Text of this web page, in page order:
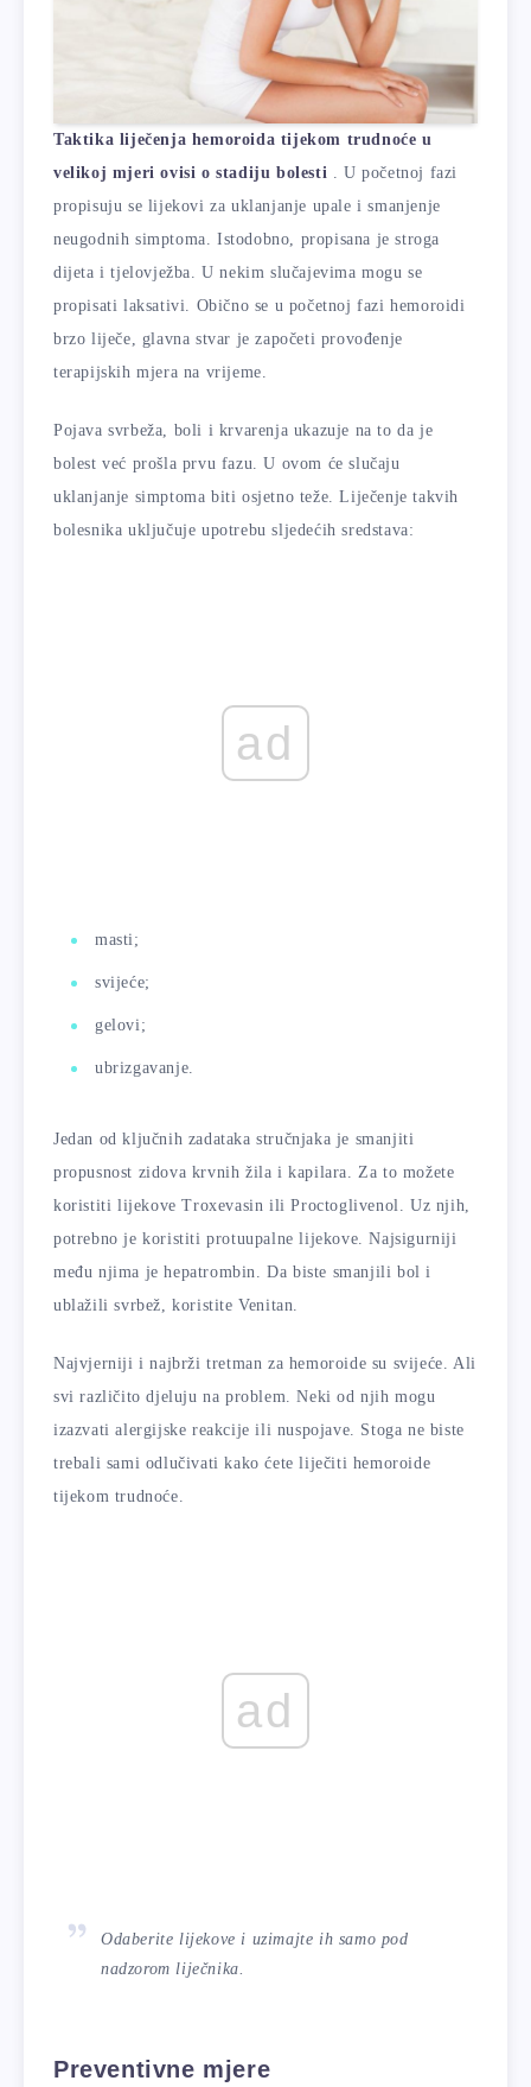
Taktika liječenja hemoroida tijekom trudnoće u
velikoj mjeri ovisi o stadiju bolesti . U početnoj fazi
propisuju se lijekovi za uklanjanje upale i smanjenje
neugodnih simptoma. Istodobno, propisana je stroga
dijeta i tjelovježba. U nekim slučajevima mogu se
propisati laksativi. Obično se u početnoj fazi hemoroidi
brzo liječe, glavna stvar je započeti provođenje
terapijskih mjera na vrijeme.
Pojava svrbeža, boli i krvarenja ukazuje na to da je
bolest već prošla prvu fazu. U ovom će slučaju
uklanjanje simptoma biti osjetno teže. Liječenje takvih
bolesnika uključuje upotrebu sljedećih sredstava:
ad
masti;
svijeće;
gelovi;
ubrizgavanje.
Jedan od ključnih zadataka stručnjaka je smanjiti
propusnost zidova krvnih žila i kapilara. Za to možete
koristiti lijekove Troxevasin ili Proctoglivenol. Uz njih,
potrebno je koristiti protuupalne lijekove. Najsigurniji
među njima je hepatrombin. Da biste smanjili bol i
ublažili svrbež, koristite Venitan.
Najvjerniji i najbrži tretman za hemoroide su svijeće. Ali
svi različito djeluju na problem. Neki od njih mogu
izazvati alergijske reakcije ili nuspojave. Stoga ne biste
trebali sami odlučivati ​​kako ćete liječiti hemoroide
tijekom trudnoće.
ad
Odaberite lijekove i uzimajte ih samo pod
nadzorom liječnika.
Preventivne mjere